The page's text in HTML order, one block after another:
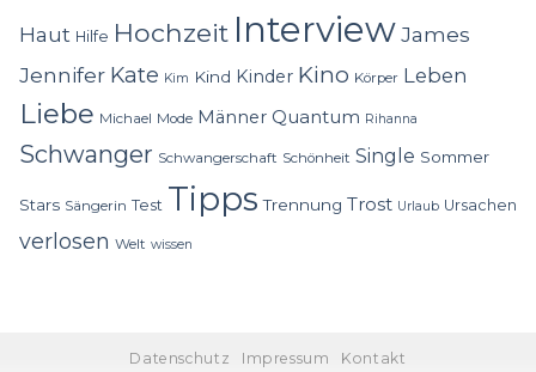
Haut Hilfe Hochzeit InterviewJames
Jennifer Kate Kim Kind Kinder Kino Körper Leben
Liebe Michael Mode Männer Quantum Rihanna
Schwanger Schwangerschaft Schönheit Single Sommer
Stars Sängerin Test Tipps Trennung Trost Urlaub Ursachen
verlosen Welt wissen
Datenschutz Impressum Kontakt